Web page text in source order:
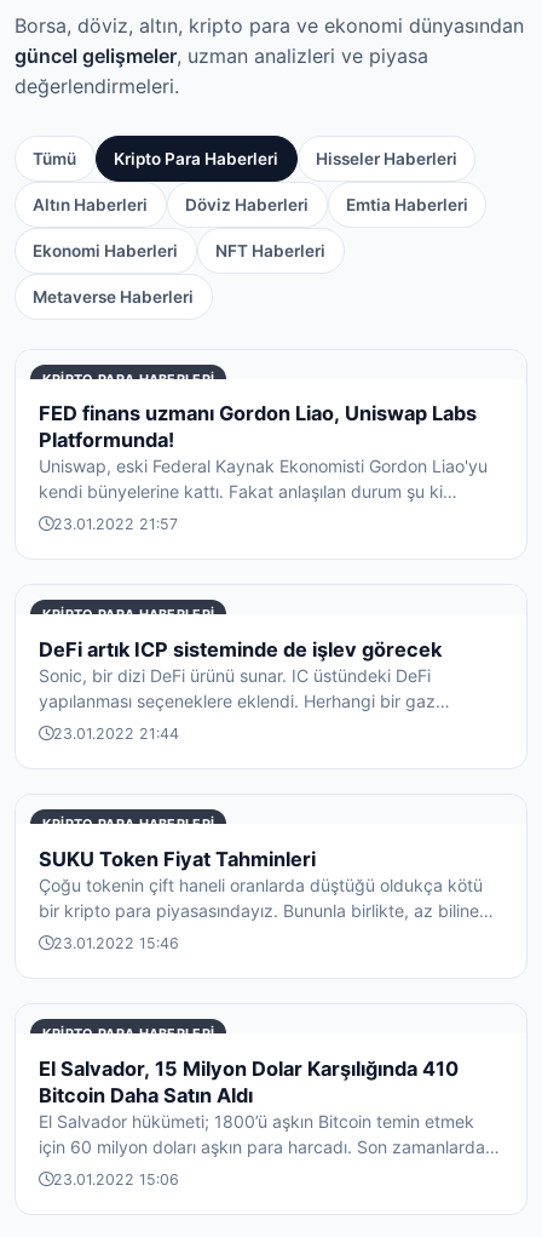
Borsa, döviz, altın, kripto para ve ekonomi dünyasından
güncel gelişmeler, uzman analizleri ve piyasa
değerlendirmeleri.
Tümü Kripto Para Haberleri Hisseler Haberleri
Altın Haberleri Döviz Haberleri Emtia Haberleri
Ekonomi Haberleri NFT Haberleri
Metaverse Haberleri
KRIPTO PARA HABERLERI
FED finans uzmanı Gordon Liao, Uniswap Labs
Platformunda!
Uniswap, eski Federal Kaynak Ekonomisti Gordon Liao'yu
kendi bünyelerine kattı. Fakat anlaşılan durum şu ki
kullanıcıların dikkati...
23.01.2022 21:57
KRIPTO PARA HABERLERI
DeFi artık ICP sisteminde de işlev görecek
Sonic, bir dizi DeFi ürünü sunar. IC üstündeki DeFi
yapılanması seçeneklere eklendi. Herhangi bir gaz
ücretine tabi olmadan yapısa...
23.01.2022 21:44
KRIPTO PARA HABERLERI
SUKU Token Fiyat Tahminleri
Çoğu tokenin çift haneli oranlarda düştüğü oldukça kötü
bir kripto para piyasasındayız. Bununla birlikte, az bilinen
bir kripto pa...
23.01.2022 15:46
KRIPTO PARA HABERLERI
El Salvador, 15 Milyon Dolar Karşılığında 410
Bitcoin Daha Satın Aldı
El Salvador hükümeti; 1800’ü aşkın Bitcoin temin etmek
için 60 milyon doları aşkın para harcadı. Son zamanlardaki
Bitcoin'e yap...
23.01.2022 15:06